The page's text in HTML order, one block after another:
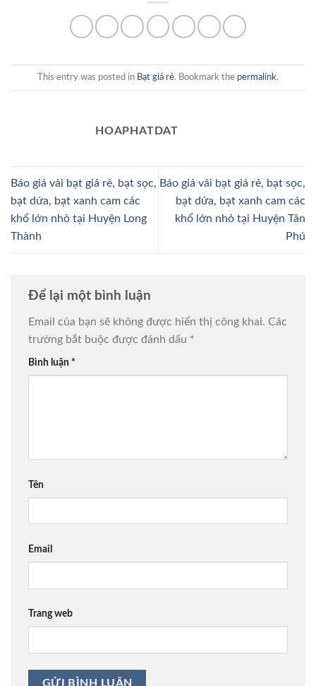
This entry was posted in Bạt giá rẻ. Bookmark the permalink.
HOAPHATDAT
Báo giá vải bạt giá rẻ, bạt sọc,
bạt dứa, bạt xanh cam các
khổ lớn nhỏ tại Huyện Long
Thành
Báo giá vải bạt giá rẻ, bạt sọc,
bạt dứa, bạt xanh cam các
khổ lớn nhỏ tại Huyện Tân
Phú
Để lại một bình luận
Email của bạn sẽ không được hiển thị công khai. Các
trường bắt buộc được đánh dấu *
Bình luận *
Tên
Email
Trang web